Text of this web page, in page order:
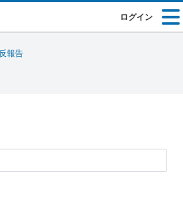
ログイン
報告